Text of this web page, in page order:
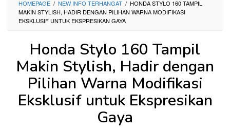
HOMEPAGE / NEW INFO TERHANGAT / HONDA STYLO 160 TAMPIL
MAKIN STYLISH, HADIR DENGAN PILIHAN WARNA MODIFIKASI
EKSKLUSIF UNTUK EKSPRESIKAN GAYA
Honda Stylo 160 Tampil
Makin Stylish, Hadir dengan
Pilihan Warna Modifikasi
Eksklusif untuk Ekspresikan
Gaya